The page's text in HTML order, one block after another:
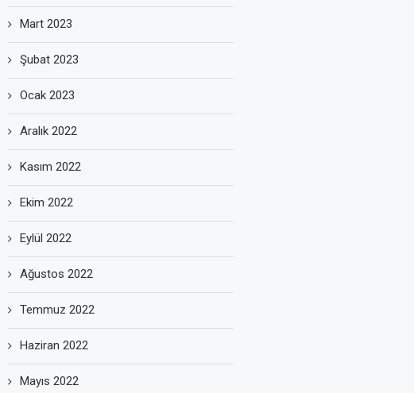
Mart 2023
Şubat 2023
Ocak 2023
Aralık 2022
Kasım 2022
Ekim 2022
Eylül 2022
Ağustos 2022
Temmuz 2022
Haziran 2022
Mayıs 2022